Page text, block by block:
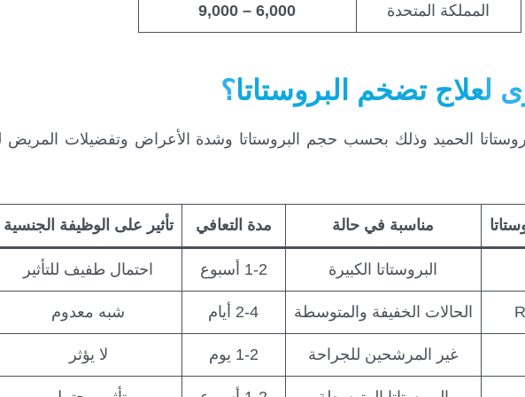
المملكة المتحدة 6,000 – 9,000
لعلاج تضخم البروستاتا؟
الحميد وذلك بحسب حجم البروستاتا وشدة الأعراض وتفضيلات المريض
مناسبة في حالة مدة التعافي تأثير على الوظيفة الجنسية
البروستاتا الكبيرة 1-2 أسبوع احتمال طفيف للتأثير
الحالات الخفيفة والمتوسطة 2-4 أيام شبه معدوم
غير المرشحين للجراحة 1-2 يوم لا يؤثر